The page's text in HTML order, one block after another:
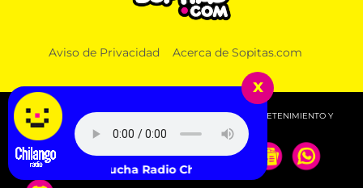
Aviso de Privacidad Acerca de Sopitas.com
© 2026 SOPITAS.COM - MÚSICA, NOTICIAS, DEPORTES, ENTRETENIMIENTO Y
MÁS!.
x
Escucha Radio Chilango -